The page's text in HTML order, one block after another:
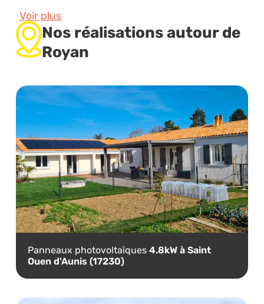
Voir plus
Nos réalisations autour de
Royan
Panneaux photovoltaïques 4.8kW à Saint
Ouen d'Aunis (17230)